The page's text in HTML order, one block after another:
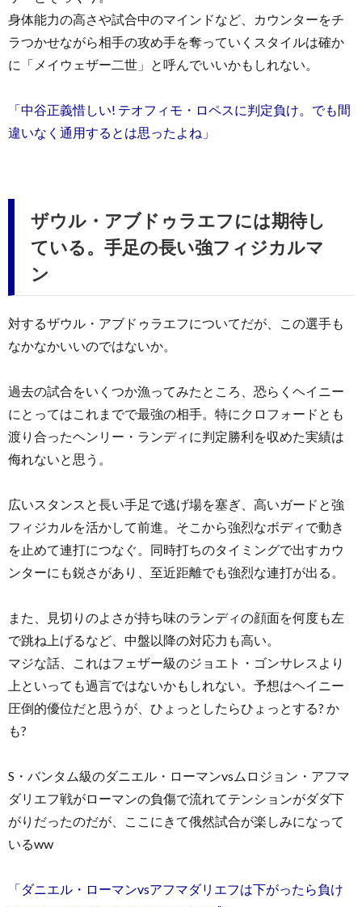
身体能力の高さや試合中のマインドなど、カウンターをチ
ラつかせながら相手の攻め手を奪っていくスタイルは確か
に「メイウェザー二世」と呼んでいいかもしれない。
「中谷正義惜しい! テオフィモ・ロペスに判定負け。でも間
違いなく通用するとは思ったよね」
ザウル・アブドゥラエフには期待し
ている。手足の長い強フィジカルマ
ン
対するザウル・アブドゥラエフについてだが、この選手も
なかなかいいのではないか。
過去の試合をいくつか漁ってみたところ、恐らくヘイニー
にとってはこれまでで最強の相手。特にクロフォードとも
渡り合ったヘンリー・ランディに判定勝利を収めた実績は
侮れないと思う。
広いスタンスと長い手足で逃げ場を塞ぎ、高いガードと強
フィジカルを活かして前進。そこから強烈なボディで動き
を止めて連打につなぐ。同時打ちのタイミングで出すカウ
ンターにも鋭さがあり、至近距離でも強烈な連打が出る。
また、見切りのよさが持ち味のランディの顔面を何度も左
で跳ね上げるなど、中盤以降の対応力も高い。
マジな話、これはフェザー級のジョエト・ゴンサレスより
上といっても過言ではないかもしれない。予想はヘイニー
圧倒的優位だと思うが、ひょっとしたらひょっとする? か
も?
S・バンタム級のダニエル・ローマンvsムロジョン・アフマ
ダリエフ戦がローマンの負傷で流れてテンションがダダ下
がりだったのだが、ここにきて俄然試合が楽しみになって
いるww
「ダニエル・ローマンvsアフマダリエフは下がったら負け